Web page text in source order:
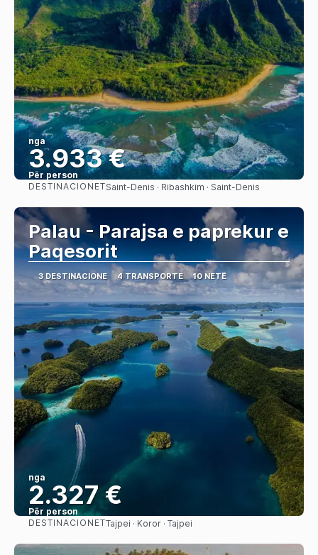
nga
3.933 €
Për person
Shihni
DESTINACIONETSaint-Denis · Ribashkim · Saint-Denis
Palau - Parajsa e paprekur e
Paqesorit
3 DESTINACIONE 4 TRANSPORTE 10 NETË
nga
2.327 €
Për person
Shihni
DESTINACIONETTajpei · Koror · Tajpei